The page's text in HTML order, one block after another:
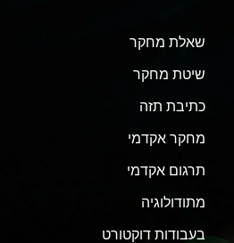
שאלת מחקר
שיטת מחקר
כתיבת תזה
מחקר אקדמי
תרגום אקדמי
מתודולוגיה
בעבודות דוקטורט